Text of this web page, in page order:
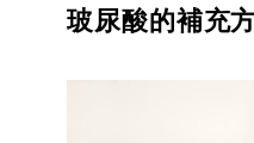
玻尿酸的補充